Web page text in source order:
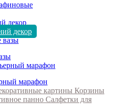
декор
декор
марафон
картины Корзины
панно Салфетки для